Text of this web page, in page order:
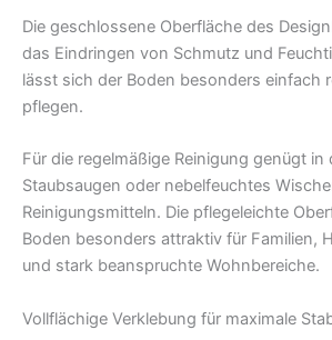
Die geschlossene Oberfläche des
das Eindringen von Schmutz und
lässt sich der Boden besonders einfach
pflegen.
Für die regelmäßige Reinigung genügt in
Staubsaugen oder nebelfeuchtes
Reinigungsmitteln. Die pflegeleichte
Boden besonders attraktiv für Familien,
und stark beanspruchte Wohnbereiche.
Vollflächige Verklebung für maximale